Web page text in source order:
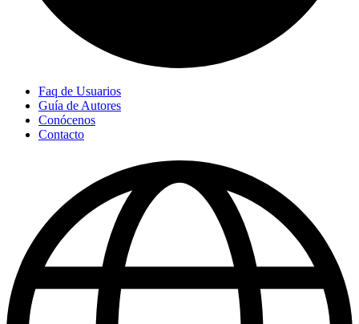
Faq de Usuarios
Guía de Autores
Conócenos
Contacto